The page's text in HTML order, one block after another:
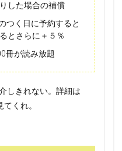
した場合の補償
つく日に予約すると
とさらに＋５％
冊が読み放題
しきれない。詳細は
てくれ。